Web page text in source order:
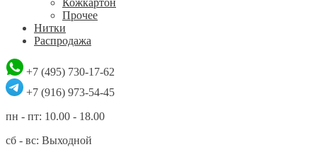
Кожкартон
Прочее
Нитки
Распродажа
+7 (495) 730-17-62
+7 (916) 973-54-45
пн - пт: 10.00 - 18.00
сб - вс: Выходной